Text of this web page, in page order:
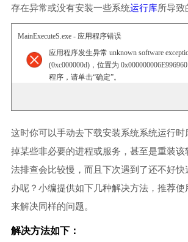
存在异常或没有安装一些系统运行库所导致
MainExecuteS.exe - 应用程序错误
应用程序发生异常 unknown software
(0xc000000d)，位置为
程序，请单击“确定”。
这时你可以手动去下载安装系统系统运行时
掉某些非必要的进程或服务，甚至是重装
法排查会比较慢，而且下次遇到了还不好快
办呢？小编提供如下几种解决方法，推荐
来解决同样的问题。
解决方法如下：